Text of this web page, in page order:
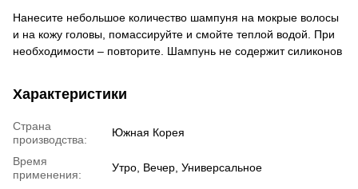
Нанесите небольшое количество шампуня на мокрые волосы
и на кожу головы, помассируйте и смойте теплой водой. При
необходимости – повторите. Шампунь не содержит силиконов
Характеристики
Страна
производства:
Южная Корея
Время
применения:
Утро, Вечер, Универсальное